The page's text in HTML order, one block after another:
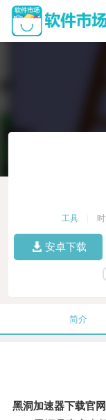
工具
安卓下载
简介
黑洞加速器下载官网